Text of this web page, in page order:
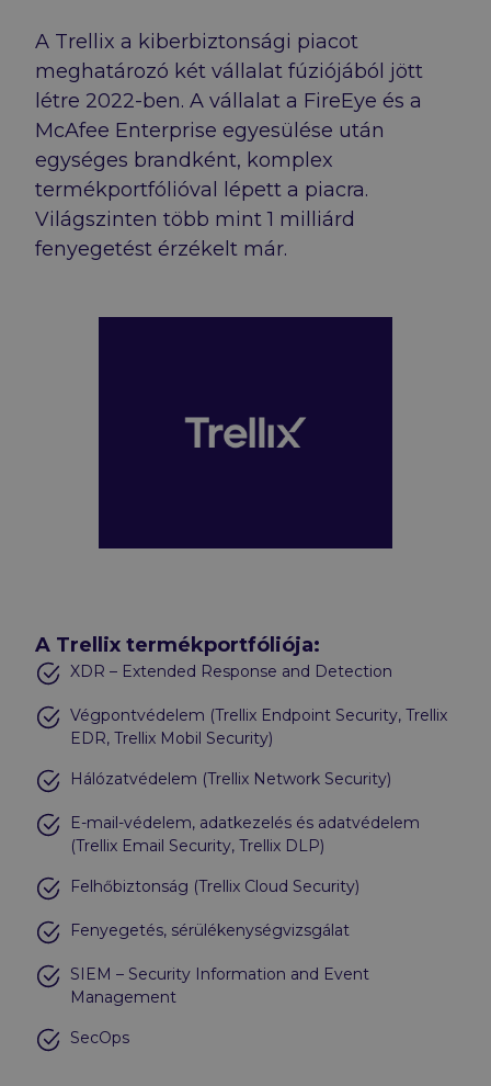
A Trellix a kiberbiztonsági piacot
meghatározó két vállalat fúziójából jött
létre 2022-ben. A vállalat a FireEye és a
McAfee Enterprise egyesülése után
egységes brandként, komplex
termékportfólióval lépett a piacra.
Világszinten több mint 1 milliárd
fenyegetést érzékelt már.
A Trellix termékportfóliója:
XDR – Extended Response and Detection
Végpontvédelem (Trellix Endpoint Security, Trellix
EDR, Trellix Mobil Security)
Hálózatvédelem (Trellix Network Security)
E-mail-védelem, adatkezelés és adatvédelem
(Trellix Email Security, Trellix DLP)
Felhőbiztonság (Trellix Cloud Security)
Fenyegetés, sérülékenységvizsgálat
SIEM – Security Information and Event
Management
SecOps